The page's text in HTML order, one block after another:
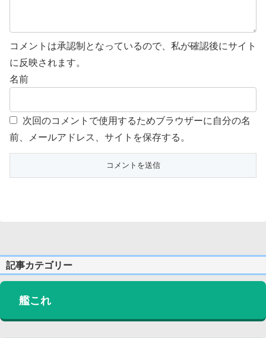
コメントは承認制となっているので、私が確認後にサイト
に反映されます。
名前
次回のコメントで使用するためブラウザーに自分の名
前、メールアドレス、サイトを保存する。
記事カテゴリー
艦これ